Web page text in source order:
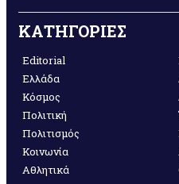
ΚΑΤΗΓΟΡΙΕΣ
Editorial
Ελλάδα
Κόσμος
Πολιτική
Πολιτισμός
Κοινωνία
Αθλητικά